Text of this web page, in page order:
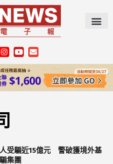
受騙近15億元 警破獲境外基
集團